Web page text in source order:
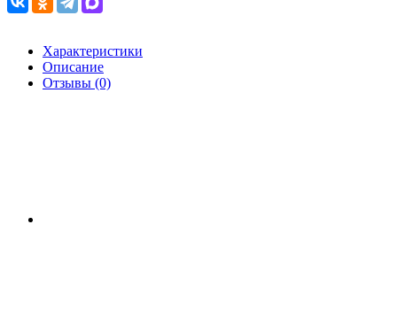
Характеристики
Описание
Отзывы (0)